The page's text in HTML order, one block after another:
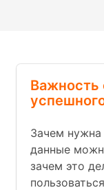
Важность
Зачем нужна
данные
зачем это